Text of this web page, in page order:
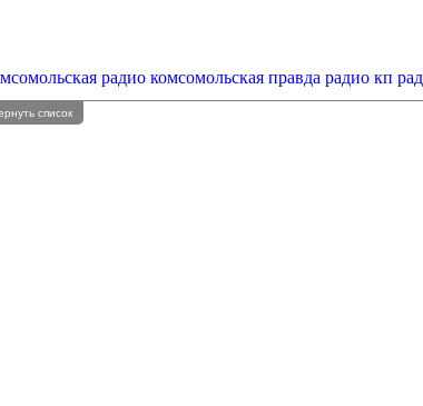
радио комсомольская правда радио кп
список